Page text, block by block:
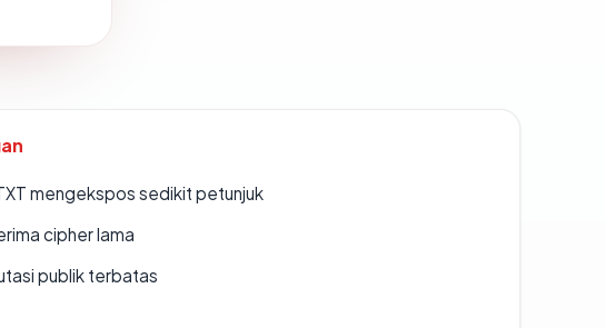
mengekspos sedikit petunjuk
cipher lama
publik terbatas